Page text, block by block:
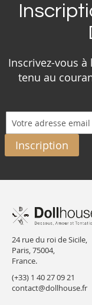
Inscrivez-vous
tenu au
Inscription
24 rue du roi de Sicile,
Paris, 75004,
France.
(+33) 1 40 27 09 21
contact@dollhouse.fr